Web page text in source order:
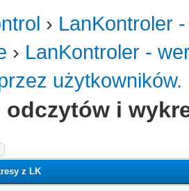
› LanKontroler
› LanKontroler -
użytkowników.
odczytów i
z LK